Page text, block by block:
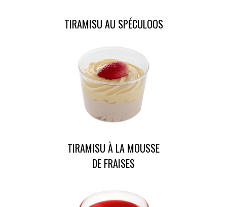
TIRAMISU AU SPÉCULOOS
TIRAMISU À LA MOUSSE
DE FRAISES